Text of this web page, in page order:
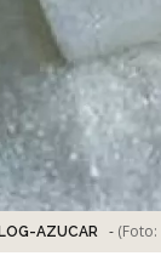
AZUCAR - (Foto: